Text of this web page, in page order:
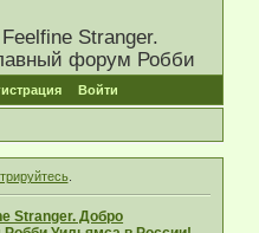
Stranger.
форум Робби
Войти
.
Stranger. Добро